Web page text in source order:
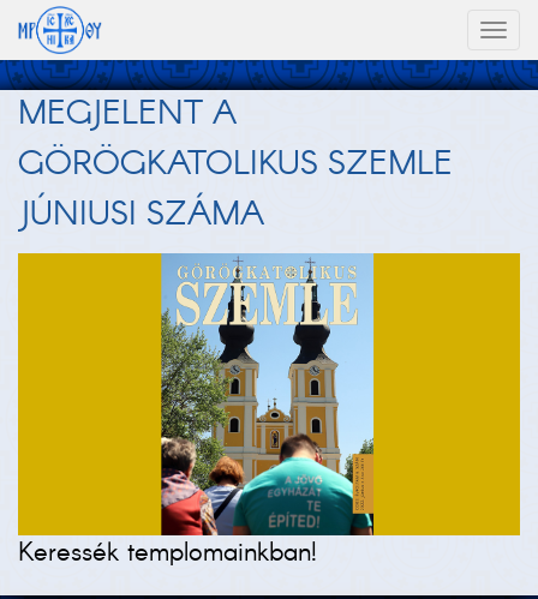
MEGJELENT A
GÖRÖGKATOLIKUS SZEMLE
JÚNIUSI SZÁMA
Keressék templomainkban!